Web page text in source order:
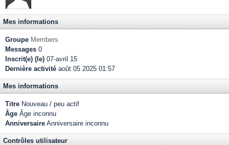
Mes informations
Groupe Members
Messages 0
Inscrit(e) (le) 07-avril 15
Dernière activité août 05 2025 01:57
Mes informations
Titre Nouveau / peu actif
Âge Âge inconnu
Anniversaire Anniversaire inconnu
Contrôles utilisateur